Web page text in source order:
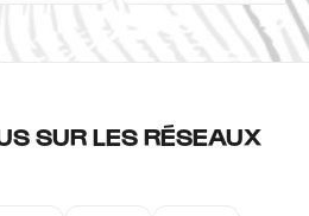
SUR LES RÉSEAUX